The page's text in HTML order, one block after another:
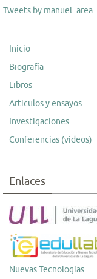
Tweets by manuel_area
Inicio
Biografía
Libros
Articulos y ensayos
Investigaciones
Conferencias (videos)
Enlaces
Nuevas Tecnologías